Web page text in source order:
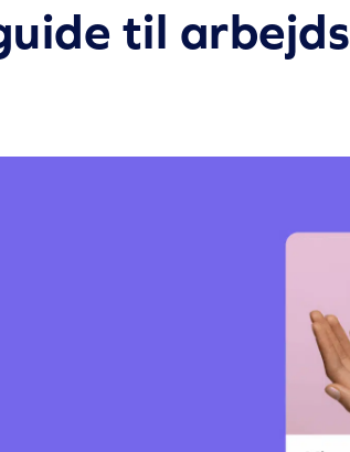
til